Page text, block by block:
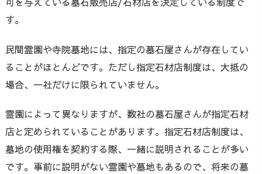
す。
民間霊園や寺院墓地には、指定の墓石屋さんが存在してい
ることがほとんどです。ただし指定石材店制度は、大抵の
場合、一社だけに限られていません。
霊園によって異なりますが、数社の墓石屋さんが指定石材
店と定められていることがあります。指定石材店制度は、
墓地の使用権を契約する際、一緒に説明されることが多い
です。事前に説明がない霊園や墓地もあるので、将来の墓